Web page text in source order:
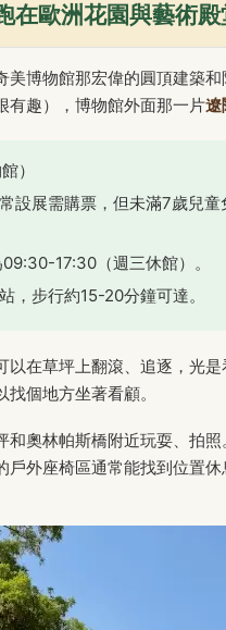
在歐洲花園與藝術殿
博物館那宏偉的圓頂建築
有趣），博物館外面那一片遼
）
設展需購票，但未滿7歲兒
17:30（週三休館）。
，步行約15-20分鐘可達。
在草坪上翻滾、追逐，光
個地方坐著看顧。
奧林帕斯橋附近玩耍、拍
戶外座椅區通常能找到位置